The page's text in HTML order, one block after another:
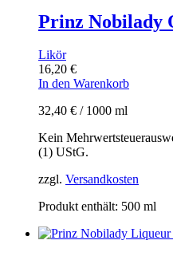
Prinz Nobilady
Likör
16,20 €
In den Warenkorb
32,40 € / 1000 ml
Kein
(1) UStG.
zzgl. Versandkosten
Produkt enthält: 500 ml